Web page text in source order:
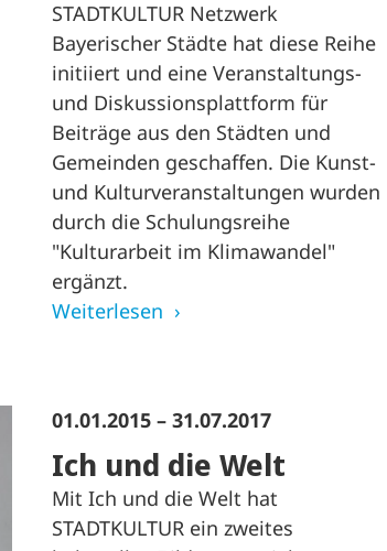
STADTKULTUR Netzwerk
Bayerischer Städte hat diese Reihe
initiiert und eine Veranstaltungs-
und Diskussionsplattform für
Beiträge aus den Städten und
Gemeinden geschaffen. Die Kunst-
und Kulturveranstaltungen wurden
durch die Schulungsreihe
"Kulturarbeit im Klimawandel"
ergänzt.
Weiterlesen
01.01.2015 – 31.07.2017
Ich und die Welt
Mit Ich und die Welt hat
STADTKULTUR ein zweites